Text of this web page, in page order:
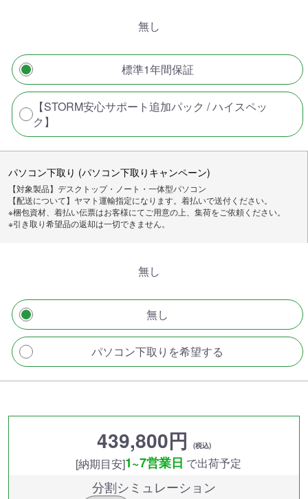
無し
標準1年間保証
【STORM安心サポート追加パック / ハイスペッ
ク】
パソコン下取り (パソコン下取りキャンペーン)
【対象製品】デスクトップ・ノート・一体型パソコン
【配送について】ヤマト運輸指定になります。着払いで送付ください。
※梱包資材、着払い伝票はお客様にてご用意の上、集荷をご依頼ください。
※引き取り希望品の返却は一切できません。
無し
無し
パソコン下取りを希望する
439,800円 (税込)
[納期目安]1~7営業日 で出荷予定
分割シミュレーション